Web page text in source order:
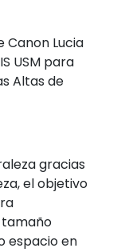
Canon Lucia
USM para
Altas de
gracias
el objetivo
tamaño
espacio en